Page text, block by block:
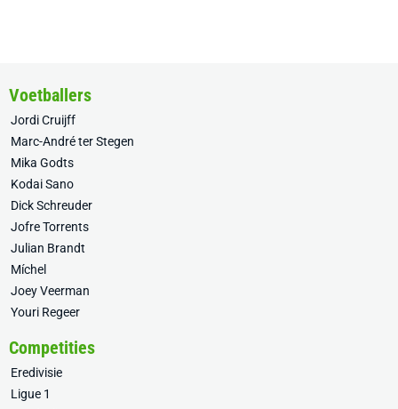
Voetballers
Jordi Cruijff
Marc-André ter Stegen
Mika Godts
Kodai Sano
Dick Schreuder
Jofre Torrents
Julian Brandt
Míchel
Joey Veerman
Youri Regeer
Competities
Eredivisie
Ligue 1